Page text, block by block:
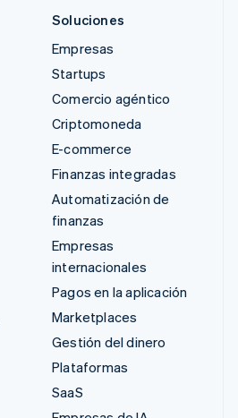
Soluciones
Empresas
Startups
Comercio agéntico
Criptomoneda
E-commerce
Finanzas integradas
Automatización de
finanzas
Empresas
internacionales
Pagos en la aplicación
Marketplaces
Gestión del dinero
Plataformas
SaaS